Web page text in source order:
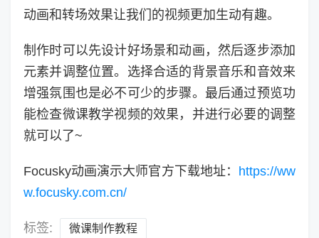
动画和转场效果让我们的视频更加生动有趣。
制作时可以先设计好场景和动画，然后逐步添加
元素并调整位置。选择合适的背景音乐和音效来
增强氛围也是必不可少的步骤。最后通过预览功
能检查微课教学视频的效果，并进行必要的调整
就可以了~
Focusky动画演示大师官方下载地址： https://ww
w.focusky.com.cn/
标签: 微课制作教程